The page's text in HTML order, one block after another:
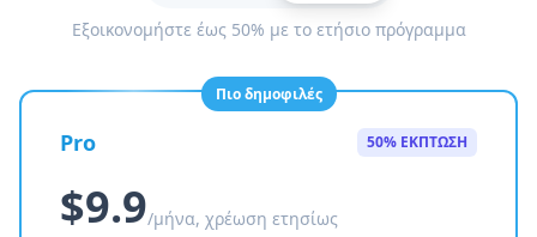
Εξοικονομήστε έως 50% με το ετήσιο πρόγραμμα
Πιο δημοφιλές
Pro 50% ΕΚΠΤΩΣΗ
$9.9/μήνα, χρέωση ετησίως